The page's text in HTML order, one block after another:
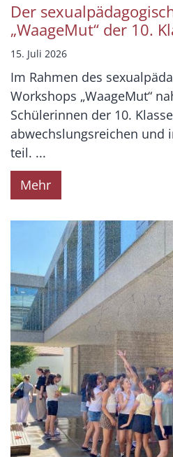
Der
„WaageMut“ der 10.
15. Juli 2026
Im Rahmen des
Workshops „WaageMut“
Schülerinnen der 10.
abwechslungsreichen und
teil. ...
Mehr